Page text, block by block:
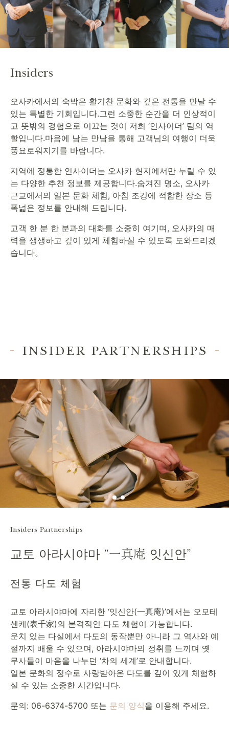
Insiders
오사카에서의 숙박은 활기찬 문화와 깊은 전통을 만날 수
있는 특별한 기회입니다.그런 소중한 순간을 더 인상적이
고 뜻밖의 경험으로 이끄는 것이 저희 ‘인사이더’ 팀의 역
할입니다.마음에 남는 만남을 통해 고객님의 여행이 더욱
풍요로워지기를 바랍니다.
지역에 정통한 인사이더는 오사카 현지에서만 누릴 수 있
는 다양한 추천 정보를 제공합니다.숨겨진 명소, 오사카
근교에서의 일본 문화 체험, 아침 조깅에 적합한 장소 등
폭넓은 정보를 안내해 드립니다.
고객 한 분 한 분과의 대화를 소중히 여기며, 오사카의 매
력을 생생하고 깊이 있게 체험하실 수 있도록 도와드리겠
습니다。
INSIDER PARTNERSHIPS
Insiders Partnerships
교토 아라시야마 “一真庵 잇신안”
전통 다도 체험
교토 아라시야마에 자리한 ‘잇신안(一真庵)’에서는 오모테
센케(表千家)의 본격적인 다도 체험이 가능합니다.
운치 있는 다실에서 다도의 동작뿐만 아니라 그 역사와 예
절까지 배울 수 있으며, 아라시야마의 정취를 느끼며 옛
무사들이 마음을 나누던 ‘차의 세계’로 안내합니다.
일본 문화의 정수로 사랑받아온 다도를 깊이 있게 체험하
실 수 있는 소중한 시간입니다.
문의: 06-6374-5700 또는 문의 양식을 이용해 주세요.